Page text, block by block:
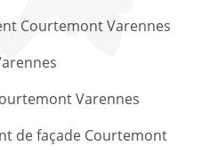
Courtemont Varennes
Varennes
de façade Courtemont